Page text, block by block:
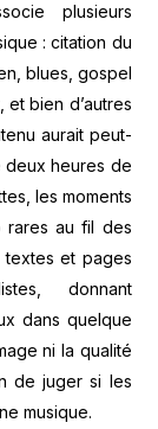
plusieurs
: citation du
blues, gospel
bien d’autres
aurait peut-
heures de
les moments
rares au fil des
textes et pages
donnant
dans quelque
ni la qualité
de juger si les
musique.